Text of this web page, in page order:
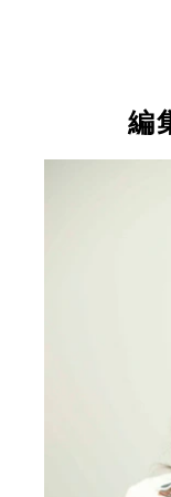
編